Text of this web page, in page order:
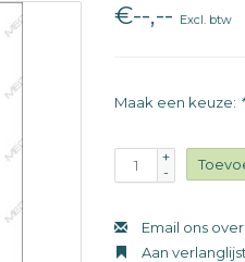
€--,-- Excl. btw
Maak een keuze: *
+
-
Email ons
Aan